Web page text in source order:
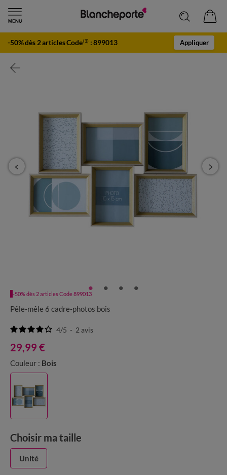
-50% dès 2 articles Code(1) :899013 Appliquer
-50% dès 2 articles Code 899013
Pêle-mêle 6 cadre-photos bois
4/5 - 2 avis
29,99 €
Couleur : Bois
Choisir ma taille
Unité